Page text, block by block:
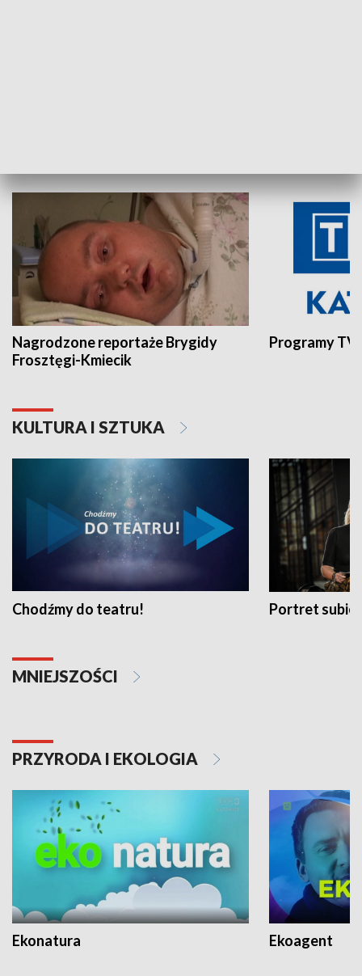
Nagrodzone reportaże Brygidy
Frosztęgi-Kmiecik
Programy
KULTURA I SZTUKA
Chodźmy do teatru! Portret
MNIEJSZOŚCI
PRZYRODA I EKOLOGIA
Ekonatura Ekoagent